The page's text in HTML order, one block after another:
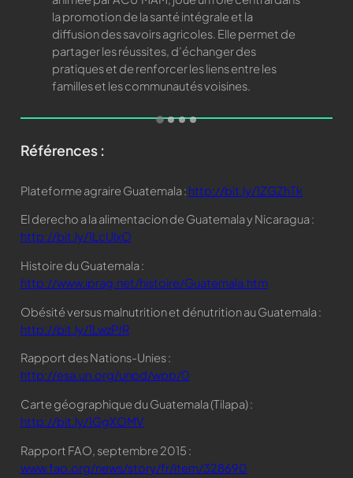
la promotion de la santé intégrale et la
diffusion des savoirs agricoles. Elle permet de
partager les réussites, d’échanger des
pratiques et de renforcer les liens entre les
familles et les communautés voisines.
Références :
Plateforme agraire Guatemala : http://bit.ly/1ZGZhTk
El derecho a la alimentacion de Guatemala y Nicaragua :
http://bit.ly/1LcUlxO
Histoire du Guatemala :
http://www.iprag.net/histoire/Guatemala.htm
Obésité versus malnutrition et dénutrition au Guatemala :
http://bit.ly/1LwzPJR
Rapport des Nations-Unies :
http://esa.un.org/unpd/wpp/0
Carte géographique du Guatemala (Tilapa) :
http://bit.ly/1GgXOMV
Rapport FAO, septembre 2015 :
www.fao.org/news/story/fr/item/328690